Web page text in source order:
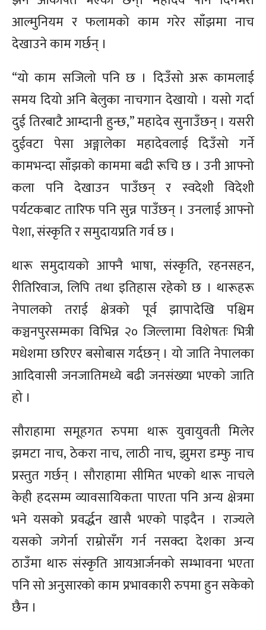
आल्मुनियम र फलामको काम गरेर साँझमा नाच
देखाउने काम गर्छन् ।
“यो काम सजिलो पनि छ । दिउँसो अरू कामलाई
समय दियो अनि बेलुका नाचगान देखायो । यसो गर्दा
दुई तिरबाटै आम्दानी हुन्छ,” महादेव सुनाउँछन् । यसरी
दुईवटा पेसा अङ्गालेका महादेवलाई दिउँसो गर्ने
कामभन्दा साँझको काममा बढी रूचि छ । उनी आफ्नो
कला पनि देखाउन पाउँछन् र स्वदेशी विदेशी
पर्यटकबाट तारिफ पनि सुन्न पाउँछन् । उनलाई आफ्नो
पेशा, संस्कृति र समुदायप्रति गर्व छ ।
थारू समुदायको आफ्नै भाषा, संस्कृति, रहनसहन,
रीतिरिवाज, लिपि तथा इतिहास रहेको छ । थारूहरू
नेपालको तराई क्षेत्रको पूर्व झापादेखि पश्चिम
कञ्चनपुरसम्मका विभिन्न २० जिल्लामा विशेषतः भित्री
मधेशमा छरिएर बसोबास गर्दछन् । यो जाति नेपालका
आदिवासी जनजातिमध्ये बढी जनसंख्या भएको जाति
हो ।
सौराहामा समूहगत रुपमा थारू युवायुवती मिलेर
झमटा नाच, ठेकरा नाच, लाठी नाच, झुमरा डम्फु नाच
प्रस्तुत गर्छन् । सौराहामा सीमित भएको थारू नाचले
केही हदसम्म व्यावसायिकता पाएता पनि अन्य क्षेत्रमा
भने यसको प्रवर्द्धन खासै भएको पाइदैन । राज्यले
यसको जगेर्ना राम्रोसँग गर्न नसक्दा देशका अन्य
ठाउँमा थारु संस्कृति आयआर्जनको सम्भावना भएता
पनि सो अनुसारको काम प्रभावकारी रुपमा हुन सकेको
छैन ।